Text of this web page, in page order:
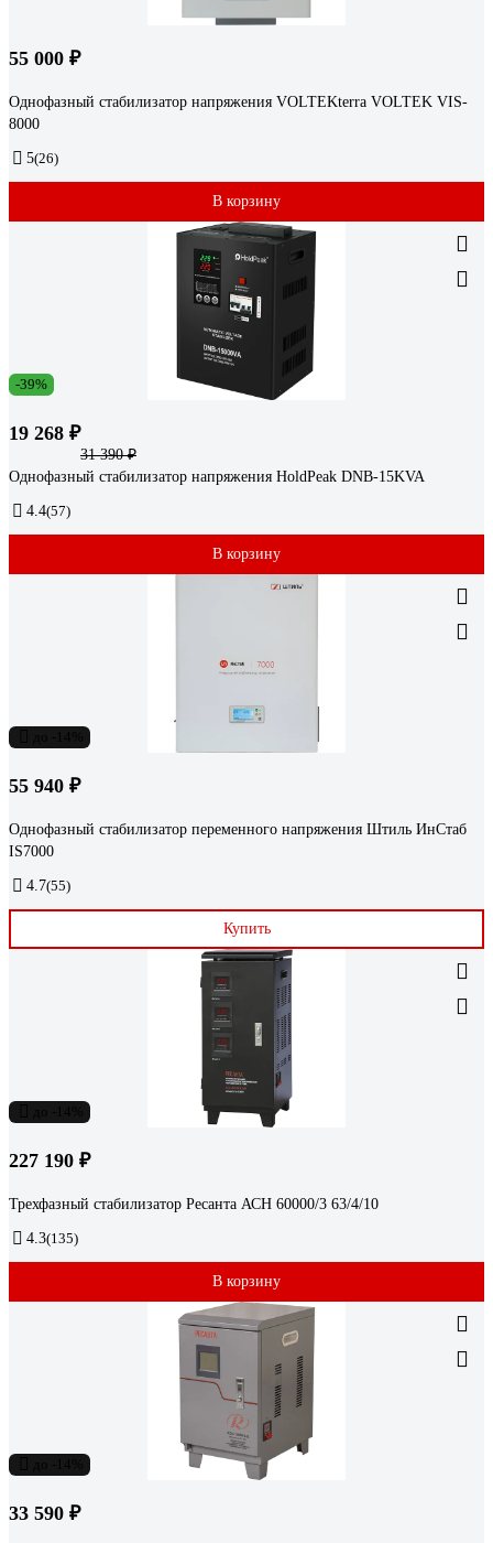
55 000 ₽
Однофазный стабилизатор напряжения VOLTEKterra VOLTEK VIS-
8000
5(26)
В корзину
-39%
19 268 ₽
31 390 ₽
Однофазный стабилизатор напряжения HoldPeak DNB-15KVA
4.4(57)
В корзину
55 940 ₽
Однофазный стабилизатор переменного напряжения Штиль ИнСтаб
IS7000
4.7(55)
Купить
227 190 ₽
Трехфазный стабилизатор Ресанта АСН 60000/3 63/4/10
4.3(135)
В корзину
33 590 ₽